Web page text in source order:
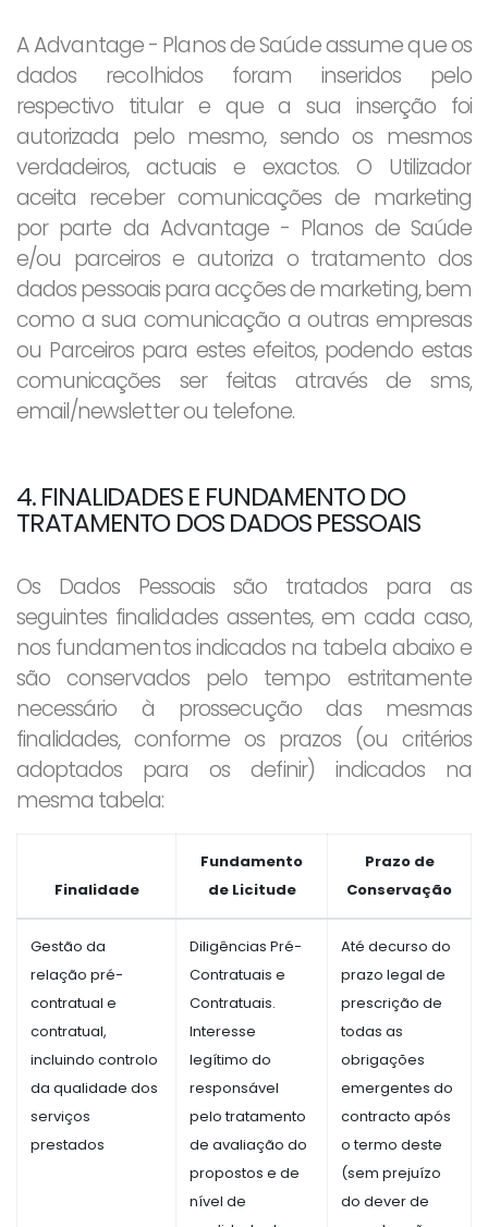
A Advantage - Planos de Saúde assume que os
dados recolhidos foram inseridos pelo
respectivo titular e que a sua inserção foi
autorizada pelo mesmo, sendo os mesmos
verdadeiros, actuais e exactos. O Utilizador
aceita receber comunicações de marketing
por parte da Advantage - Planos de Saúde
e/ou parceiros e autoriza o tratamento dos
dados pessoais para acções de marketing, bem
como a sua comunicação a outras empresas
ou Parceiros para estes efeitos, podendo estas
comunicações ser feitas através de sms,
email/newsletter ou telefone.
4. FINALIDADES E FUNDAMENTO DO
TRATAMENTO DOS DADOS PESSOAIS
Os Dados Pessoais são tratados para as
seguintes finalidades assentes, em cada caso,
nos fundamentos indicados na tabela abaixo e
são conservados pelo tempo estritamente
necessário à prossecução das mesmas
finalidades, conforme os prazos (ou critérios
adoptados para os definir) indicados na
mesma tabela:
Finalidade
Fundamento
de Licitude
Prazo de
Conservação
Gestão da
relação pré-
contratual e
contratual,
incluindo controlo
da qualidade dos
serviços
prestados
Diligências Pré-
Contratuais e
Contratuais.
Interesse
legítimo do
responsável
pelo tratamento
de avaliação do
propostos e de
nível de
Até decurso do
prazo legal de
prescrição de
todas as
obrigações
emergentes do
contracto após
o termo deste
(sem prejuízo
do dever de